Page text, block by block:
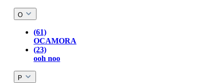
O
(61)
OCAMORA
(23)
ooh noo
P